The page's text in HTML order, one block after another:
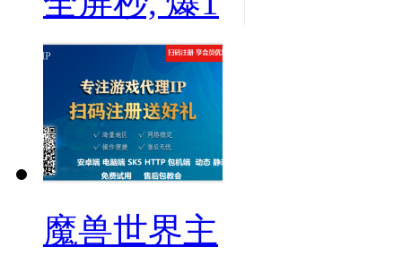
魔兽世界主